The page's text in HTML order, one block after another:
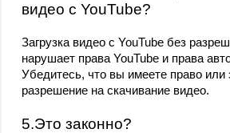
видео с YouTube?
Загрузка видео с YouTube без
нарушает права YouTube и права
Убедитесь, что вы имеете право или
разрешение на скачивание видео.
5.Это законно?